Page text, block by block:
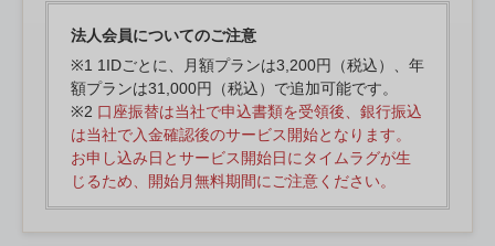
法人会員についてのご注意
※1 1IDごとに、月額プランは3,200円（税込）、年
額プランは31,000円（税込）で追加可能です。
※2 口座振替は当社で申込書類を受領後、銀行振込
は当社で入金確認後のサービス開始となります。
お申し込み日とサービス開始日にタイムラグが生
じるため、開始月無料期間にご注意ください。